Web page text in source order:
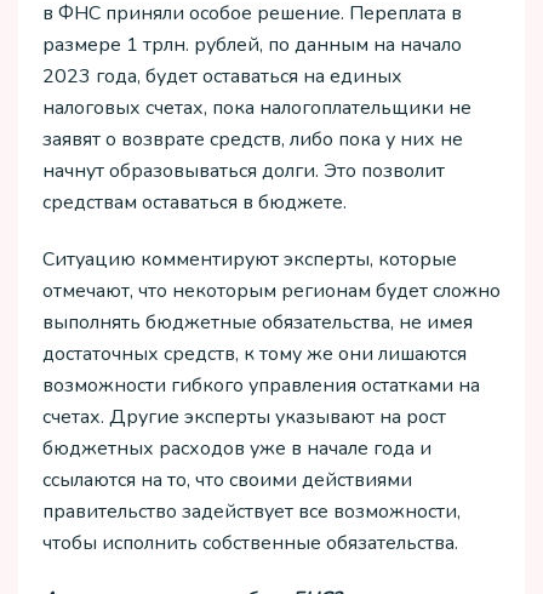
в ФНС приняли особое решение. Переплата в
размере 1 трлн. рублей, по данным на начало
2023 года, будет оставаться на единых
налоговых счетах, пока налогоплательщики не
заявят о возврате средств, либо пока у них не
начнут образовываться долги. Это позволит
средствам оставаться в бюджете.
Ситуацию комментируют эксперты, которые
отмечают, что некоторым регионам будет сложно
выполнять бюджетные обязательства, не имея
достаточных средств, к тому же они лишаются
возможности гибкого управления остатками на
счетах. Другие эксперты указывают на рост
бюджетных расходов уже в начале года и
ссылаются на то, что своими действиями
правительство задействует все возможности,
чтобы исполнить собственные обязательства.